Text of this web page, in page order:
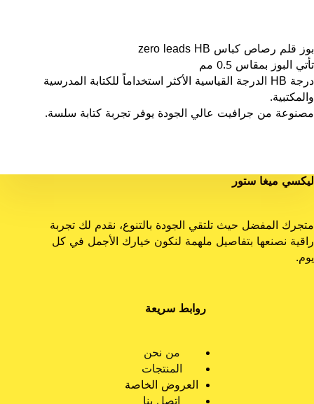
بوز قلم رصاص كباس zero leads HB
تأتي البوز بمقاس 0.5 مم
درجة HB الدرجة القياسية الأكثر استخداماً للكتابة المدرسية
والمكتبية.
مصنوعة من جرافيت عالي الجودة يوفر تجربة كتابة سلسة.
ليكسي ميغا ستور
متجرك المفضل حيث تلتقي الجودة بالتنوع، نقدم لك تجربة
راقية نصنعها بتفاصيل ملهمة لنكون خيارك الأجمل في كل
يوم.
روابط سريعة
من نحن
المنتجات
العروض الخاصة